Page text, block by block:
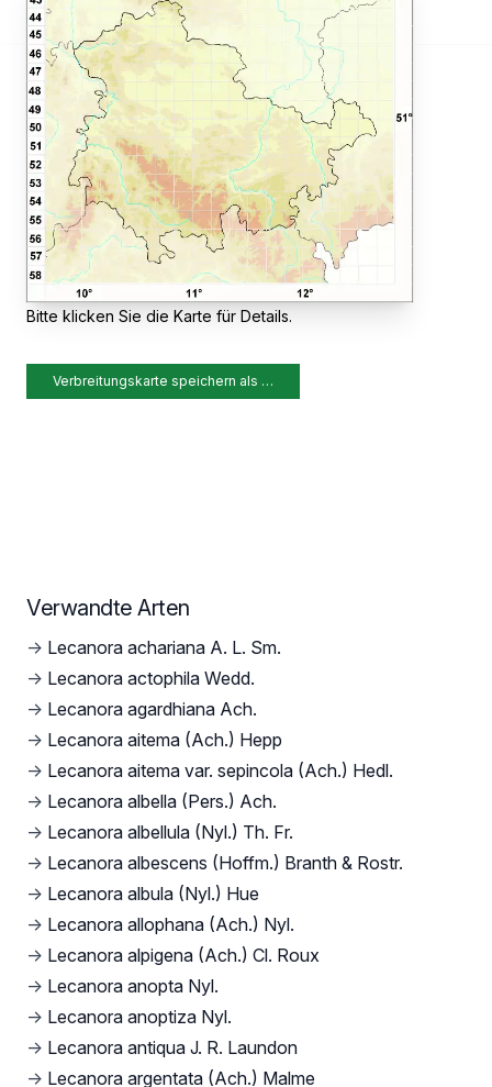
Bitte klicken Sie die Karte für Details.
Verbreitungskarte speichern als …
Verwandte Arten
→ Lecanora achariana A. L. Sm.
→ Lecanora actophila Wedd.
→ Lecanora agardhiana Ach.
→ Lecanora aitema (Ach.) Hepp
→ Lecanora aitema var. sepincola (Ach.) Hedl.
→ Lecanora albella (Pers.) Ach.
→ Lecanora albellula (Nyl.) Th. Fr.
→ Lecanora albescens (Hoffm.) Branth & Rostr.
→ Lecanora albula (Nyl.) Hue
→ Lecanora allophana (Ach.) Nyl.
→ Lecanora alpigena (Ach.) Cl. Roux
→ Lecanora anopta Nyl.
→ Lecanora anoptiza Nyl.
→ Lecanora antiqua J. R. Laundon
→ Lecanora argentata (Ach.) Malme